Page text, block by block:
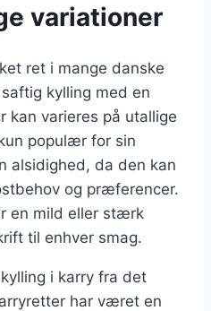
variationer
ret i mange danske
kylling med en
kan varieres på utallige
populær for sin
alsidighed, da den kan
og præferencer.
en mild eller stærk
til enhver smag.
i karry fra det
har været en